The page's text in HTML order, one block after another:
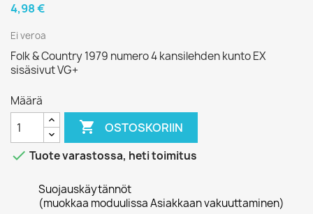
4,98 €
Ei veroa
Folk & Country 1979 numero 4 kansilehden kunto EX
sisäsivut VG+
Määrä
 OSTOSKORIIN
 Tuote varastossa, heti toimitus
Suojauskäytännöt
(muokkaa moduulissa Asiakkaan vakuuttaminen)